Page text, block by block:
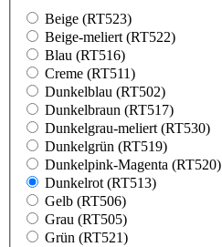
Beige (RT523)
Beige-meliert (RT522)
Blau (RT516)
Creme (RT511)
Dunkelblau (RT502)
Dunkelbraun (RT517)
Dunkelgrau-meliert (RT530)
Dunkelgrün (RT519)
Dunkelpink-Magenta (RT520)
Dunkelrot (RT513)
Gelb (RT506)
Grau (RT505)
Grün (RT521)